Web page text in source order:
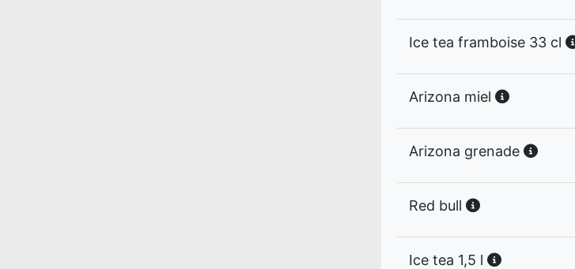
Ice tea framboise 33 cl
Arizona miel
Arizona grenade
Red bull
Ice tea 1,5 l